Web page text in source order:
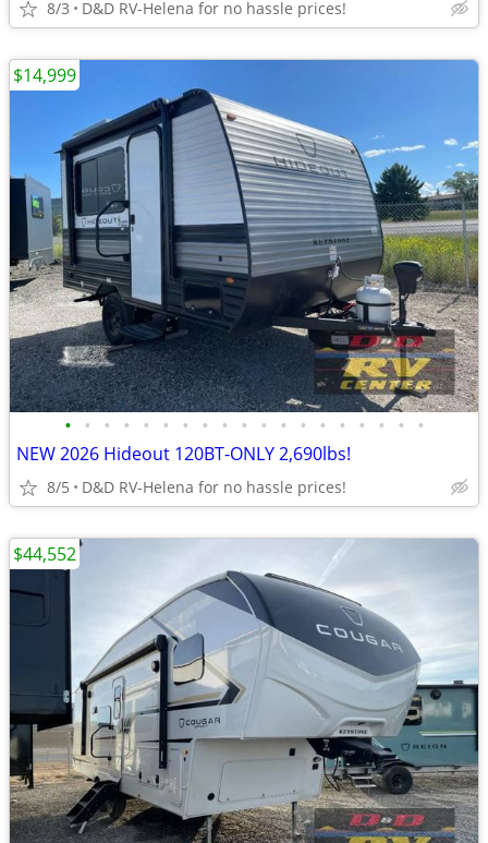
8/3 D&D RV-Helena for no hassle prices!
• • • • • • • • • • • • • • • • • • •
NEW 2026 Hideout 120BT-ONLY 2,690lbs!
8/5 D&D RV-Helena for no hassle prices!
$14,999
$44,552